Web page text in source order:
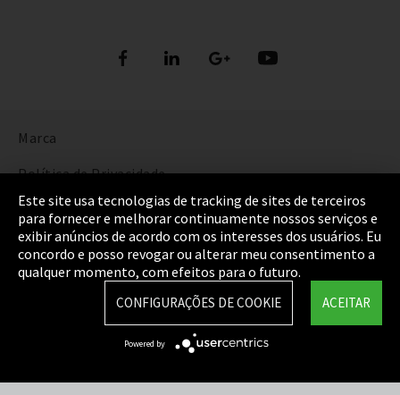
Marca
Política de Privacidade
Cookie Settings
Termos e Condições
Mapa do Site
Este site usa tecnologias de tracking de sites de terceiros
para fornecer e melhorar continuamente nossos serviços e
exibir anúncios de acordo com os interesses dos usuários. Eu
concordo e posso revogar ou alterar meu consentimento a
qualquer momento, com efeitos para o futuro.
ACEITAR
CONFIGURAÇÕES DE COOKIE
Powered by